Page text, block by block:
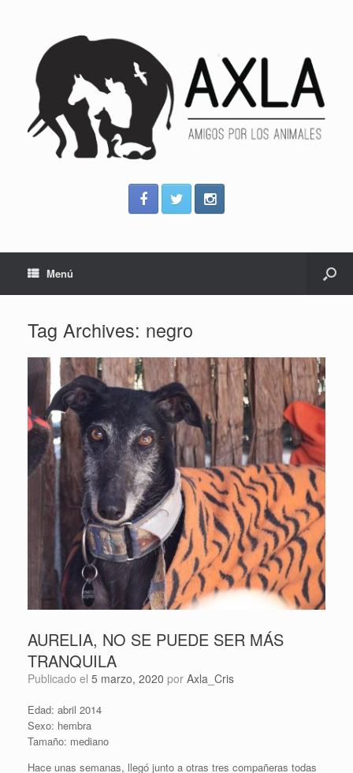
Menú
Tag Archives: negro
AURELIA, NO SE PUEDE SER MÁS
TRANQUILA
Publicado el 5 marzo, 2020 por Axla_Cris
Edad: abril 2014
Sexo: hembra
Tamaño: mediano
Hace unas semanas, llegó junto a otras tres compañeras todas